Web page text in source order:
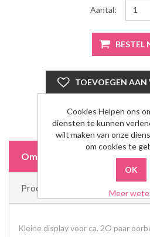
Aantal:
Omschrijving
Product Tags
Kleine display voor ca. 2O paar
Cookies Helpen ons
diensten te kunnen
wilt maken van onze
om cookies te
Meer